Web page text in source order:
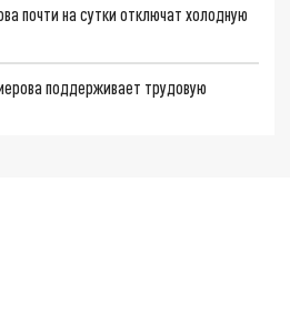
почти на сутки отключат холодную
поддерживает трудовую